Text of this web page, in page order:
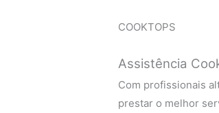
COOKTOPS
Assistência
Com profissionais
prestar o melhor